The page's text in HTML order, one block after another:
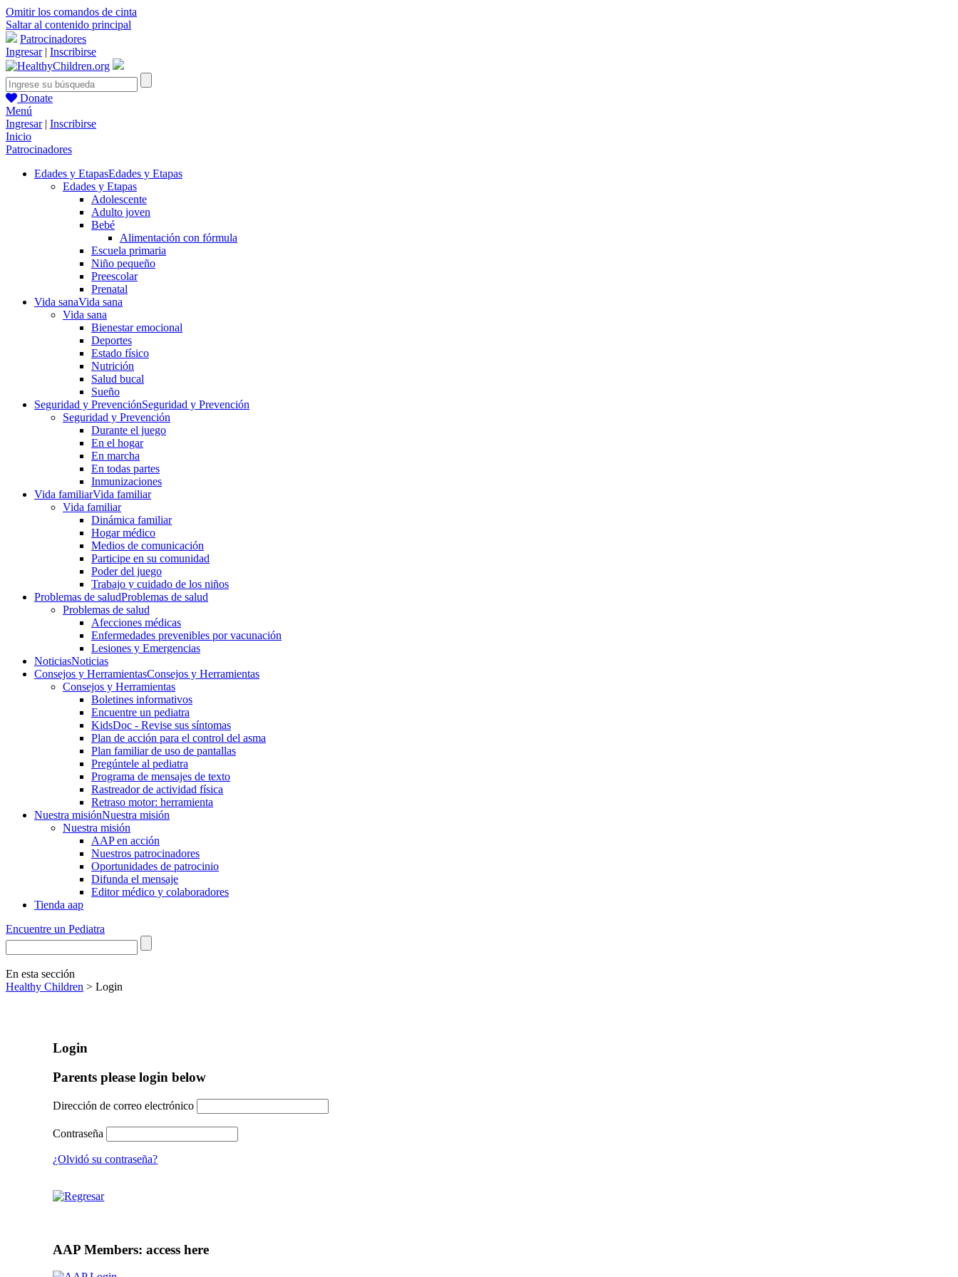
Omitir los comandos de cinta
Saltar al contenido principal
Patrocinadores
Ingresar| Inscribirse
Donate
Menú
Ingresar| Inscribirse
Inicio
Patrocinadores
Edades y EtapasEdades y Etapas
Edades y Etapas
Adolescente
Adulto joven
Bebé
Alimentación con fórmula
Escuela primaria
Niño pequeño
Preescolar
Prenatal
Vida sanaVida sana
Vida sana
Bienestar emocional
Deportes
Estado físico
Nutrición
Salud bucal
Sueño
Seguridad y PrevenciónSeguridad y Prevención
Seguridad y Prevención
Durante el juego
En el hogar
En marcha
En todas partes
Inmunizaciones
Vida familiarVida familiar
Vida familiar
Dinámica familiar
Hogar médico
Medios de comunicación
Participe en su comunidad
Poder del juego
Trabajo y cuidado de los niños
Problemas de saludProblemas de salud
Problemas de salud
Afecciones médicas
Enfermedades prevenibles por vacunación
Lesiones y Emergencias
NoticiasNoticias
Consejos y HerramientasConsejos y Herramientas
Consejos y Herramientas
Boletines informativos
Encuentre un pediatra
KidsDoc - Revise sus síntomas
Plan de acción para el control del asma
Plan familiar de uso de pantallas
Pregúntele al pediatra
Programa de mensajes de texto
Rastre​​ador de activida​d física
Retraso motor: herramienta
Nuestra misiónNuestra misión
Nuestra misión
AAP en acción
Nuestros patrocinadores
Oportunidades de patrocinio
Difunda el mensaje
Editor médico y colaboradores
Tienda aap
Encuentre un Pediatra
En esta sección
Healthy Children > Login
Login
Parents please login below
Dirección de correo electrónico
Contraseña
¿Olvidó su contraseña?
AAP Members: access here